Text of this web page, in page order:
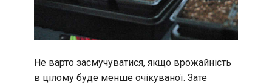
Не варто засмучуватися, якщо врожайність
в цілому буде менше очікуваної. Зате